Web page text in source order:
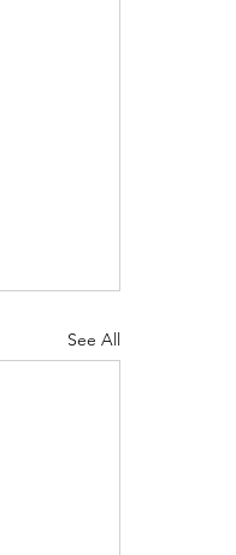
See All